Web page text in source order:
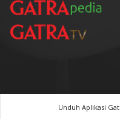
TERPOPULER